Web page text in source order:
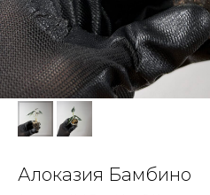
Алоказия Бамбино